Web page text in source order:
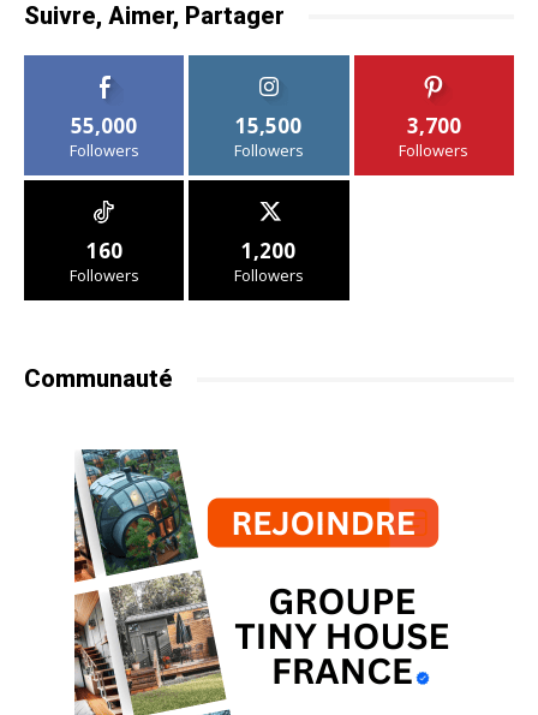
Suivre, Aimer, Partager
55,000
Followers
15,500
Followers
3,700
Followers
160
Followers
1,200
Followers
Communauté